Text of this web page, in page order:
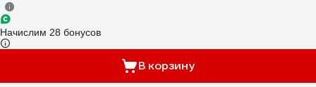
Начислим 28 бонусов
В корзину